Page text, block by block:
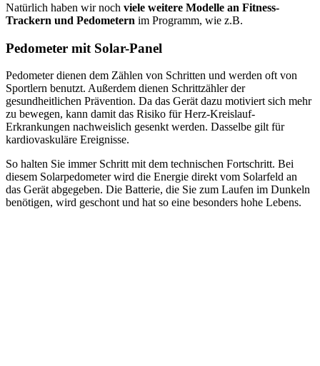
Natürlich haben wir noch viele weitere Modelle an Fitness-
Trackern und Pedometern im Programm, wie z.B.
Pedometer mit Solar-Panel
Pedometer dienen dem Zählen von Schritten und werden oft von
Sportlern benutzt. Außerdem dienen Schrittzähler der
gesundheitlichen Prävention. Da das Gerät dazu motiviert sich mehr
zu bewegen, kann damit das Risiko für Herz-Kreislauf-
Erkrankungen nachweislich gesenkt werden. Dasselbe gilt für
kardiovaskuläre Ereignisse.
So halten Sie immer Schritt mit dem technischen Fortschritt. Bei
diesem Solarpedometer wird die Energie direkt vom Solarfeld an
das Gerät abgegeben. Die Batterie, die Sie zum Laufen im Dunkeln
benötigen, wird geschont und hat so eine besonders hohe Lebens.